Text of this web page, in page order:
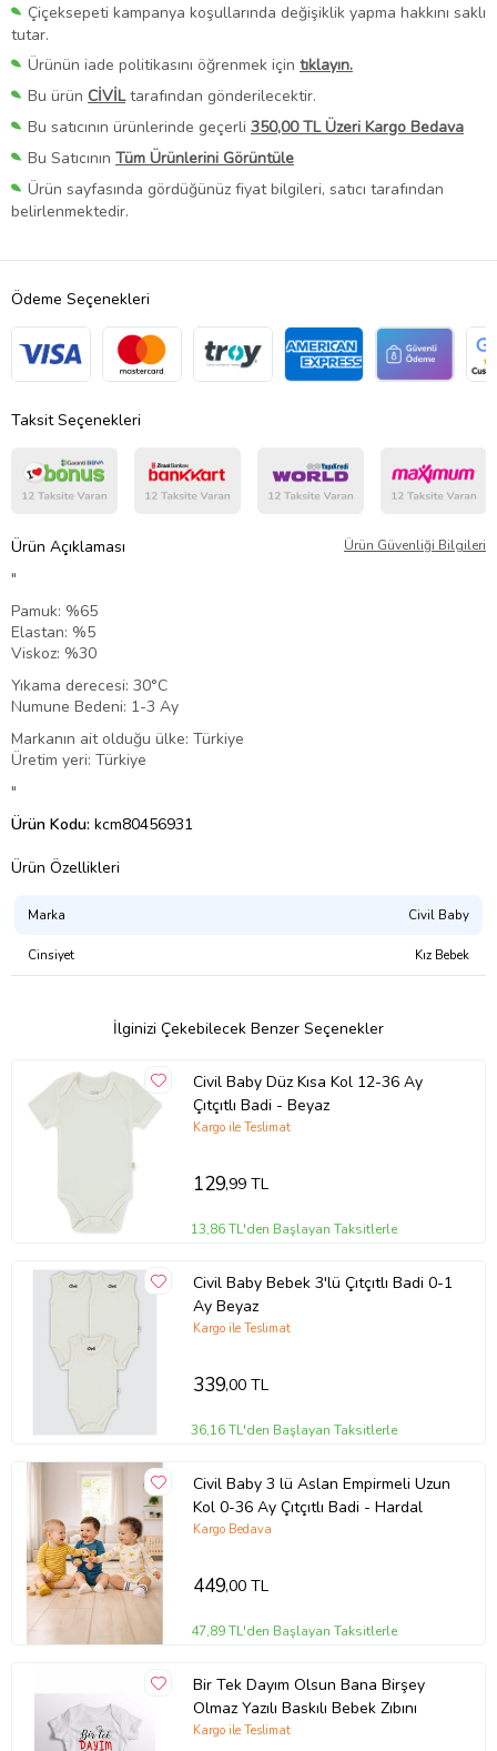
Çiçeksepeti kampanya koşullarında değişiklik yapma hakkını saklı
tutar.
Ürünün iade politikasını öğrenmek için tıklayın.
Bu ürün CİVİLtarafından gönderilecektir.
Bu satıcının ürünlerinde geçerli 350,00 TL Üzeri Kargo Bedava
Bu Satıcının Tüm Ürünlerini Görüntüle
Ürün sayfasında gördüğünüz fiyat bilgileri, satıcı tarafından
belirlenmektedir.
Ödeme Seçenekleri
Taksit Seçenekleri
Ürün Açıklaması Ürün Güvenliği Bilgileri
"
Pamuk: %65
Elastan: %5
Viskoz: %30
Yıkama derecesi: 30°C
Numune Bedeni: 1-3 Ay
Markanın ait olduğu ülke: Türkiye
Üretim yeri: Türkiye
"
Ürün Kodu: kcm80456931
Ürün Özellikleri
Marka Civil Baby
Cinsiyet Kız Bebek
İlginizi Çekebilecek Benzer Seçenekler
Civil Baby Düz Kısa Kol 12-36 Ay
Çıtçıtlı Badi - Beyaz
Kargo ile Teslimat
129,99 TL
13,86 TL'den Başlayan Taksitlerle
Civil Baby Bebek 3'lü Çıtçıtlı Badi 0-1
Ay Beyaz
Kargo ile Teslimat
339,00 TL
36,16 TL'den Başlayan Taksitlerle
Civil Baby 3 lü Aslan Empirmeli Uzun
Kol 0-36 Ay Çıtçıtlı Badi - Hardal
Kargo Bedava
449,00 TL
47,89 TL'den Başlayan Taksitlerle
Bir Tek Dayım Olsun Bana Birşey
Olmaz Yazılı Baskılı Bebek Zıbını
Kargo ile Teslimat